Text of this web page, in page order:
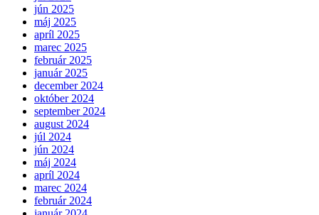
jún 2025
máj 2025
apríl 2025
marec 2025
február 2025
január 2025
december 2024
október 2024
september 2024
august 2024
júl 2024
jún 2024
máj 2024
apríl 2024
marec 2024
február 2024